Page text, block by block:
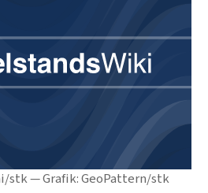
stk — Grafik: GeoPattern/stk